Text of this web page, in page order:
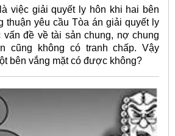
việc giải quyết ly hôn khi hai bên
thuận yêu cầu Tòa án giải quyết ly
vấn đề về tài sản chung, nợ chung
cũng không có tranh chấp. Vậy
bên vắng mặt có được không?